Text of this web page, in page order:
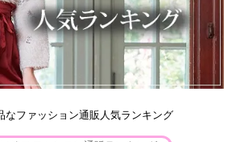
なファッション通販人気ランキング